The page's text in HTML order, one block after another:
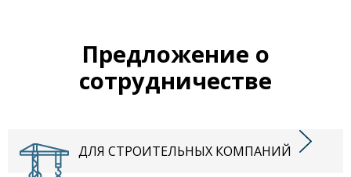
Предложение о
сотрудничестве
ДЛЯ СТРОИТЕЛЬНЫХ КОМПАНИЙ